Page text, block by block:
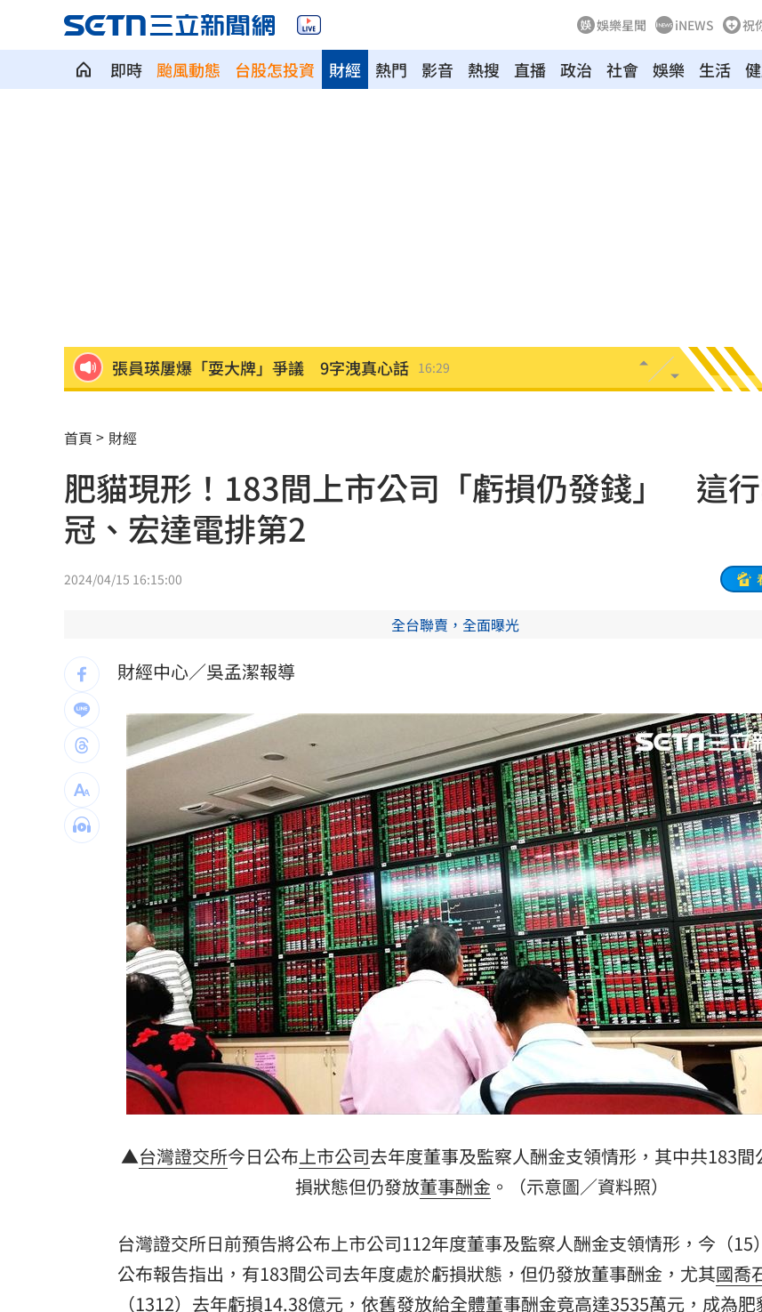
娛樂星聞 iNEWS 祝
即時 颱風動態 台股怎投資 熱門 影音 熱搜 直播 政治 社會 娛樂 生活
財經
張員瑛屢爆「耍大牌」爭議 9字洩真心話 16:29
蕭敬騰開餐廳被當盤子？房東溢價快10萬
慈濟買BNT遭詐 蔡英文：務必相信專業 16:19
73歲首過父親節 他找亡妻淚：今天好快樂
助鳳飛飛一炮而紅 龍千玉亡父超狂身分曝
吉安鄉公所副主任酒駕 突開車門害摔車
白海豚會放颱風假？最新暴風圈侵襲率曝光 16:12
前員工虐殺董座封屍 他見煞：有冤屈在哭 16:11
白推交通罰款專用公投！綠：可直接處理 16:06
瓊斯盃領隊出爐 陳立宗與張維正挺台灣隊 16:06
日人扛回35公斤戰利品曝 台人一看：懂買 16:04
台灣彩券開獎直播中 20:31
LIVE三立+24小時直播 15:27
三立iNEWS新聞台線上直播 18:00
商場戰國來臨 台中「頂奢大道」逐漸成形
台彩父親節推新刮刮樂千萬頭獎超「爸」氣 12:00
「拍片人的多重宇宙」職涯論壇9/12登場！ 10:30
理想混蛋號召粉絲跨海追星吃美食！ 18:15
首頁 財經
肥貓現形！183間上市公司「虧損仍發錢」 這
冠、宏達電排第2
2024/04/15 16:15:00
全台聯賣，全面曝光
財經中心／吳孟潔報導
▲台灣證交所今日公布上市公司去年度董事及監察人酬金支領情形，其中共183間
損狀態但仍發放董事酬金 。（示意圖／資料照）
台灣證交所日前預告將公布上市公司112年度董事及監察人酬金支領情形，今（15
公布報告指出，有183間公司去年度處於虧損狀態，但仍發放董事酬金，尤其國喬
（1312）去年虧損14.38億元，依舊發放給全體董事酬金竟高達3535萬元，成為肥